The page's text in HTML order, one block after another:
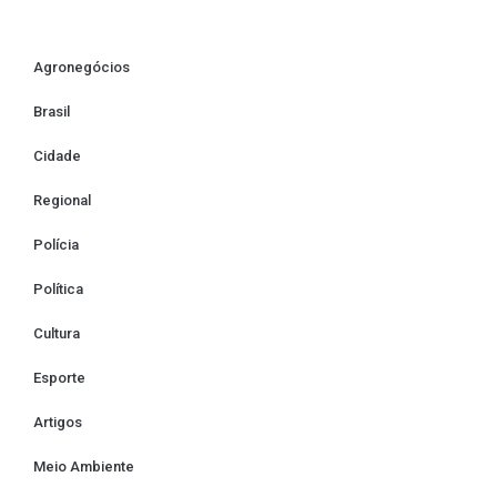
Agronegócios
Brasil
Cidade
Regional
Polícia
Política
Cultura
Esporte
Artigos
Meio Ambiente